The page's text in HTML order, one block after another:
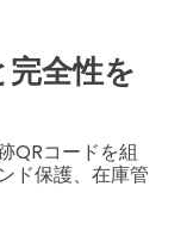
全性を
QRコードを組
ド保護、在庫管